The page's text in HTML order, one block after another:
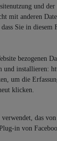
und
anderen
Sie in
bezogenen
installieren:
die
klicken.
das
in von